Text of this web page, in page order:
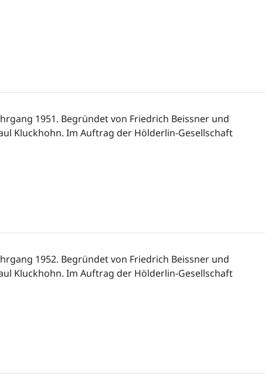
1951. Begründet von Friedrich Beissner und
Kluckhohn. Im Auftrag der Hölderlin-Gesellschaft
1952. Begründet von Friedrich Beissner und
Kluckhohn. Im Auftrag der Hölderlin-Gesellschaft